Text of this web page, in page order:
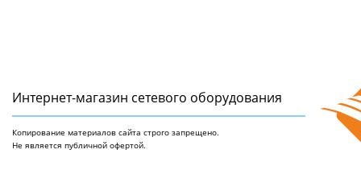
Интернет-магазин сетeвого оборудования
Копирование материалов сайта строго запрещено.
Не является публичной офертой.